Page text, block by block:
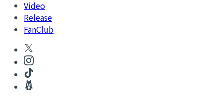
Video
Release
FanClub